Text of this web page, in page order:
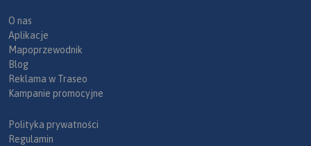
O nas
Aplikacje
Mapoprzewodnik
Blog
Reklama w Traseo
Kampanie promocyjne
Polityka prywatności
Regulamin